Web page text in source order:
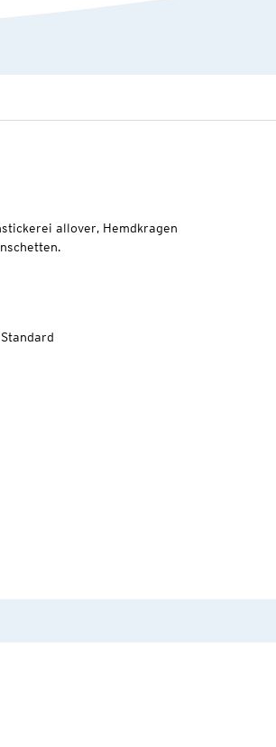
allover, Hemdkragen